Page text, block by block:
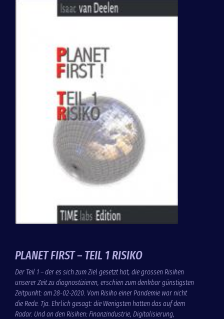
PLANET FIRST – TEIL 1 RISIKO
Der Teil 1 – der es sich zum Ziel gesetzt hat, die grossen Risiken
unserer Zeit zu diagnostizieren, erschien zum denkbar günstigsten
Zeitpunkt: am 28-02-2020. Vom Risiko einer Pandemie war nicht
die Rede. Tja. Ehrlich gesagt: die Wenigsten hatten das auf dem
Radar. Und an den Risiken: Finanzindustrie, Digitalisierung,